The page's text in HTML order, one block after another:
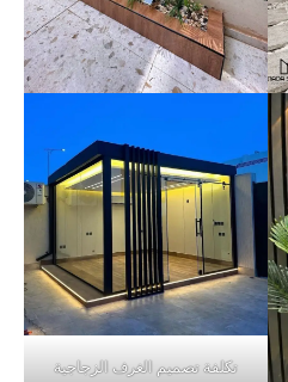
تكلفة تصميم الغرف الزجاجية